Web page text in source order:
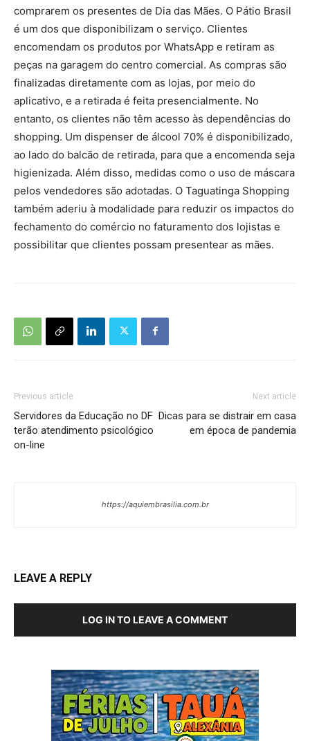
comprarem os presentes de Dia das Mães. O Pátio Brasil
é um dos que disponibilizam o serviço. Clientes
encomendam os produtos por WhatsApp e retiram as
peças na garagem do centro comercial. As compras são
finalizadas diretamente com as lojas, por meio do
aplicativo, e a retirada é feita presencialmente. No
entanto, os clientes não têm acesso às dependências do
shopping. Um dispenser de álcool 70% é disponibilizado,
ao lado do balcão de retirada, para que a encomenda seja
higienizada. Além disso, medidas como o uso de máscara
pelos vendedores são adotadas. O Taguatinga Shopping
também aderiu à modalidade para reduzir os impactos do
fechamento do comércio no faturamento dos lojistas e
possibilitar que clientes possam presentear as mães.
Previous article
Servidores da Educação no DF
terão atendimento psicológico
on-line
Next article
Dicas para se distrair em casa
em época de pandemia
https://aquiembrasilia.com.br
LEAVE A REPLY
LOG IN TO LEAVE A COMMENT